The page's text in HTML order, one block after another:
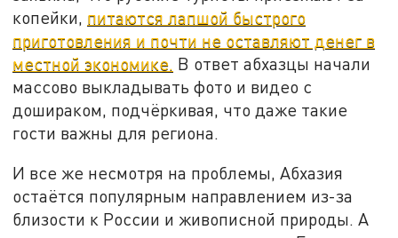
копейки, питаются лапшой быстрого
приготовления и почти не оставляют денег в
местной экономике. В ответ абхазцы начали
массово выкладывать фото и видео с
дошираком, подчёркивая, что даже такие
гости важны для региона.
И все же несмотря на проблемы, Абхазия
остаётся популярным направлением из-за
близости к России и живописной природы. А